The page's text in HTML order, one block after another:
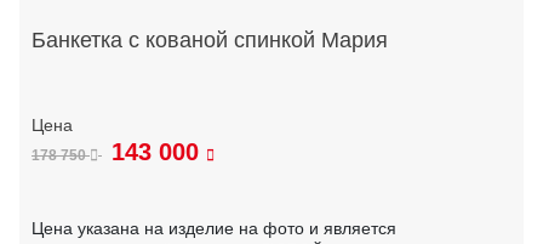
Банкетка с кованой спинкой Мария
178 750 143 000
Цена указана на изделие на фото и является